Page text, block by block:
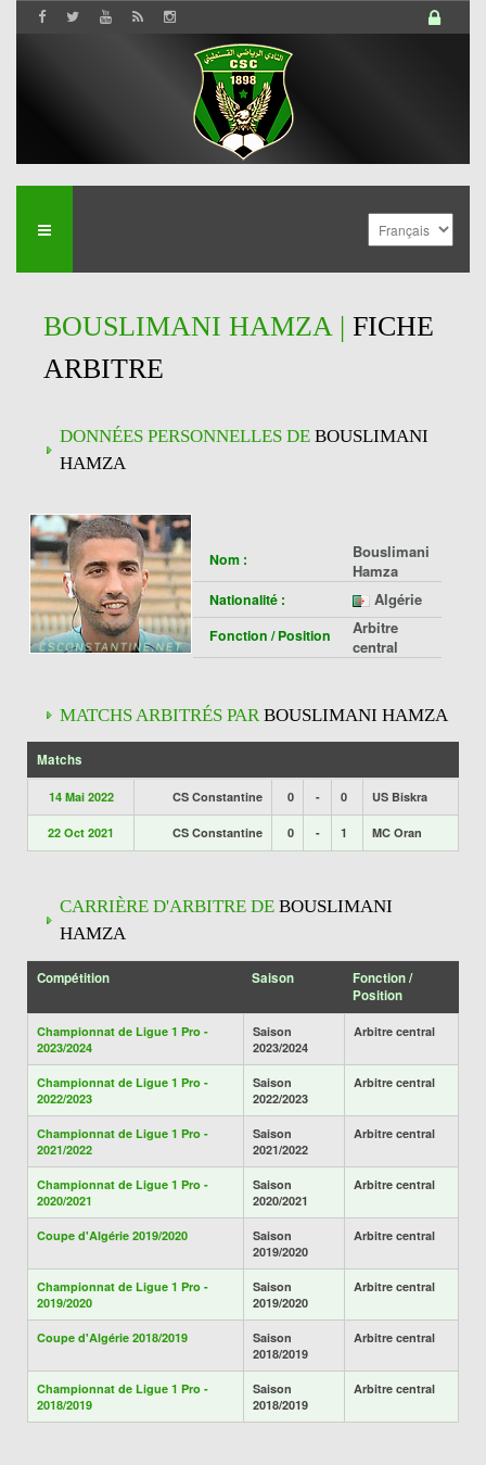
BOUSLIMANI HAMZA | FICHE
ARBITRE
DONNÉES PERSONNELLES DE BOUSLIMANI
HAMZA
Nom :
Bouslimani
Hamza
Nationalité : Algérie
Fonction / Position
Arbitre
central
MATCHS ARBITRÉS PARBOUSLIMANI HAMZA
Matchs
14 Mai 2022 CS Constantine 0 - 0 US Biskra
22 Oct 2021 CS Constantine 0 - 1 MC Oran
CARRIÈRE D'ARBITRE DE BOUSLIMANI
HAMZA
Compétition Saison
Fonction /
Position
Championnat de Ligue 1 Pro -
2023/2024
Saison
2023/2024
Arbitre central
Championnat de Ligue 1 Pro -
2022/2023
Saison
2022/2023
Arbitre central
Championnat de Ligue 1 Pro -
2021/2022
Saison
2021/2022
Arbitre central
Championnat de Ligue 1 Pro -
2020/2021
Saison
2020/2021
Arbitre central
Coupe d'Algérie 2019/2020
Saison
2019/2020
Arbitre central
Championnat de Ligue 1 Pro -
2019/2020
Saison
2019/2020
Arbitre central
Coupe d'Algérie 2018/2019
Saison
2018/2019
Arbitre central
Championnat de Ligue 1 Pro -
2018/2019
Saison
2018/2019
Arbitre central